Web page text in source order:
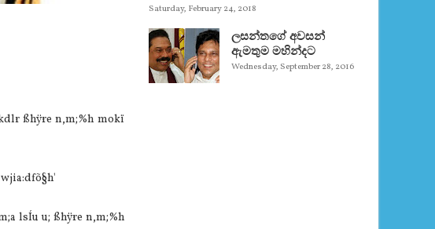
ßhÿre n,m;‍%h mokï
lsÍu u; ßhÿre n,m;‍%h
Saturday, February 24, 2018
ලසන්තගේ අවසන්
ඇමතුම මහින්දට
Wednesday, September 28, 2016